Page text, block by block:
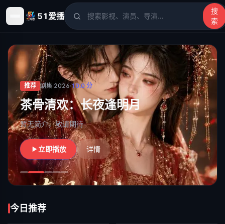
51爱播
搜
索
51爱播 - 电影、电视剧、动漫、综艺、短剧高清在线观看
推荐 剧集·2026·10.0 分
茶骨清欢：长夜逢明月
暂无简介，敬请期待
立即播放 详情
今日推荐